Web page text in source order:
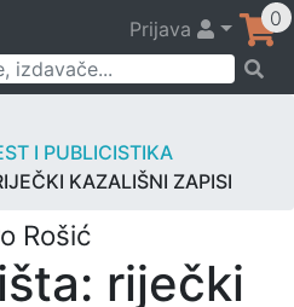
Prijava 0
I PUBLICISTIKA
KAZALIŠNI ZAPISI
Rošić
riječki